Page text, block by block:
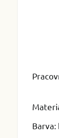
Barva: